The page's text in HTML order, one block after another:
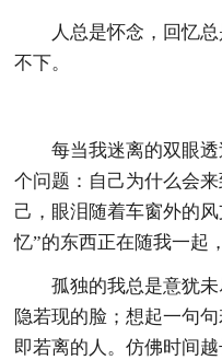
人总是怀念，回忆
不下。
每当我迷离的双眼
个问题：自己为什么会
己，眼泪随着车窗外的
忆”的东西正在随我一
孤独的我总是意犹
隐若现的脸；想起一句
即若离的人。仿佛时间